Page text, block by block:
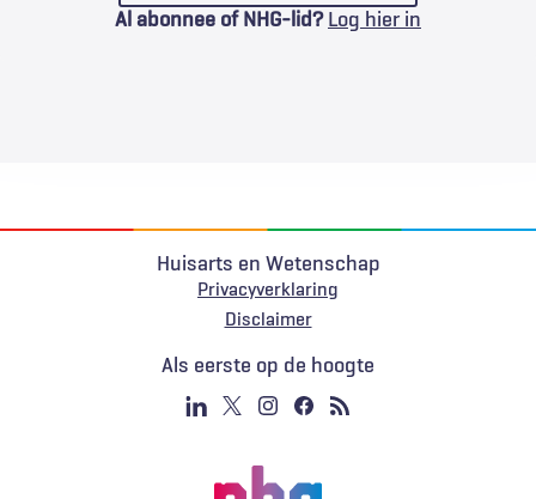
Al abonnee of NHG-lid? Log hier in
Huisarts en Wetenschap
Privacyverklaring
Voet
Disclaimer
Als eerste op de hoogte